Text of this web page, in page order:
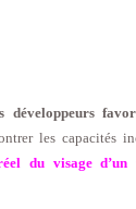
développeurs
les capacités
du visage d’un